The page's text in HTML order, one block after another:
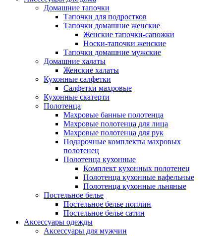
Домашние тапочки
Тапочки для подростков
Тапочки домашние женские
Женские тапочки-сапожки
Носки-тапочки женские
Тапочки домашние мужские
Домашние халаты
Женские халаты
Кухонные салфетки
Салфетки махровые
Кухонные скатерти
Полотенца
Махровые банные полотенца
Махровые полотенца для лица
Махровые полотенца для рук
Подарочные комплекты махровых
полотенец
Полотенца кухонные
Комплект кухонных полотенец
Полотенца кухонные вафельные
Полотенца кухонные льняные
Постельное белье
Постельное белье поплин
Постельное белье сатин
Аксессуары одежды
Аксессуары для мужчин